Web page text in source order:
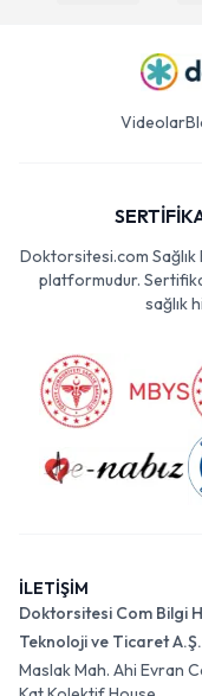
Videolar
Doktorsitesi.com Sağlık
platformudur.
sağlık
İLETİŞİM
Doktorsitesi Com Bilgi
Teknoloji ve Ticaret A.Ş.
Maslak Mah. Ahi Evran